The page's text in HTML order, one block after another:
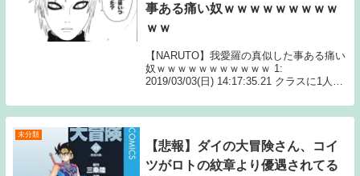
事ある痛い奴ｗｗｗｗｗｗｗｗｗ
ｗｗ
【NARUTO】我愛羅の真似した事ある痛い
奴ｗｗｗｗｗｗｗｗｗｗｗ 1:
2019/03/03(日) 14:17:35.21 クラスに1人は
【NARUTO】我愛羅の真似した事ある痛い
奴ｗｗｗｗｗｗ...
未分類
【悲報】ダイの大冒険さん、コイ
ツがロトの紋章より優遇されてる